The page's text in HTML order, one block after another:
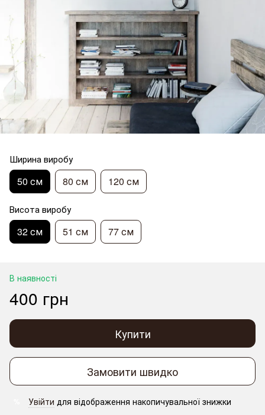
Ширина виробу
50 см 80 см 120 см
Висота виробу
32 см 51 см 77 см
В наявності
400 грн
Купити
Замовити швидко
Увійти для відображення накопичувальної знижки